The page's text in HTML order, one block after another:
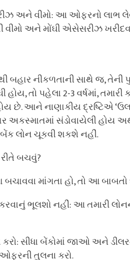
અને વીમો: આ ઓફરનો લાભ
વીમો અને મોંઘી એસેસરીઝ
બહાર નીકળતાની સાથે જ, તેની
હોય, તો પહેલા 2-3 વર્ષમાં,
છે. આને નાણાકીય દ્રષ્ટિએ
અકસ્માતમાં સંડોવાયેલી હોય
લોન ચૂકવી શકશે નહીં.
બચવું?
માંગતા હો, તો આ બાબતો
ભૂલશો નહીં: આ તમારી
સીધા બેંકોમાં જાઓ અને
તુલના કરો.